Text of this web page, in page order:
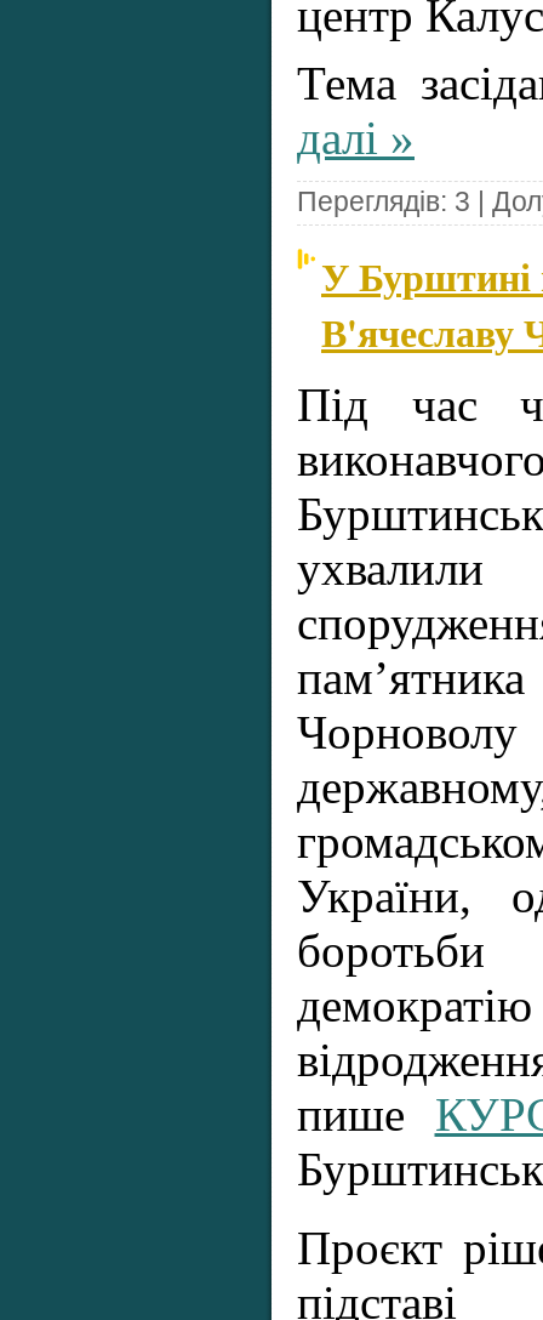
центр
Тема
далі »
Переглядів: 3 |
У Бурштині
В'ячеславу
Під час
України,
боротьби
пише
Проєкт
підставі